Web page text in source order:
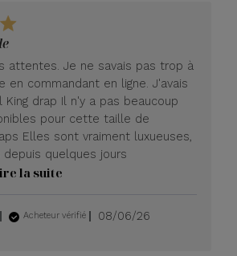
attentes. Je ne savais pas trop à
en commandant en ligne. J'avais
King drap Il n'y a pas beaucoup
pour cette taille de
Elles sont vraiment luxueuses,
quelques jours
la suite
Acheteur vérifié
Date
08/06/26